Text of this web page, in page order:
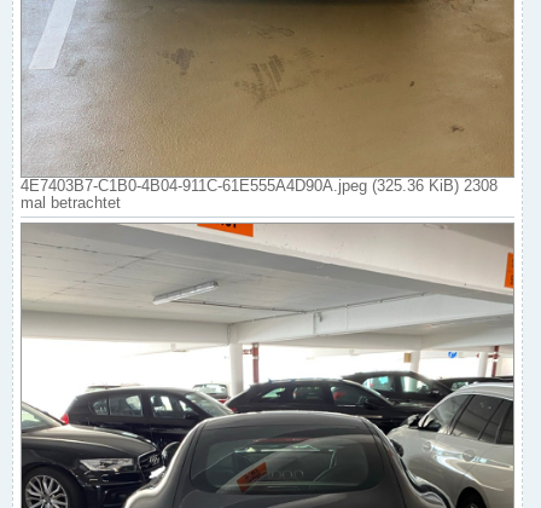
4E7403B7-C1B0-4B04-911C-61E555A4D90A.jpeg (325.36 KiB) 2308
mal betrachtet